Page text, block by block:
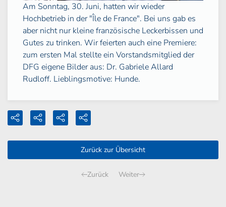
Am Sonntag, 30. Juni, hatten wir wieder
Hochbetrieb in der "Île de France". Bei uns gab es
aber nicht nur kleine französische Leckerbissen und
Gutes zu trinken. Wir feierten auch eine Premiere:
zum ersten Mal stellte ein Vorstandsmitglied der
DFG eigene Bilder aus: Dr. Gabriele Allard
Rudloff. Lieblingsmotive: Hunde.
Zurück zur Übersicht
Zurück Weiter